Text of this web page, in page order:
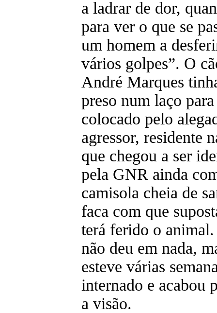
a ladrar de dor,
para ver o que se
um homem a
vários golpes”. O
André Marques
preso num laço
colocado pelo
agressor, residente
que chegou a ser
pela GNR ainda
camisola cheia de
faca com que
terá ferido o
não deu em nada,
esteve várias
internado e acabou
a visão.